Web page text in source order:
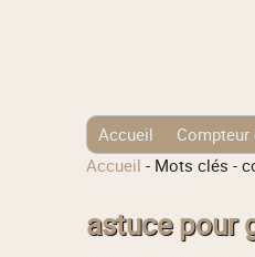
Accueil
Tags Cloud
Accueil - Mots clés -
astuce pour